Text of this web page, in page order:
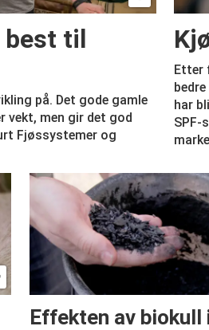
best til
på. Det gode gamle
vekt, men gir det god
Fjøssystemer og
Etter
har
SPF-
Effekten av biokull